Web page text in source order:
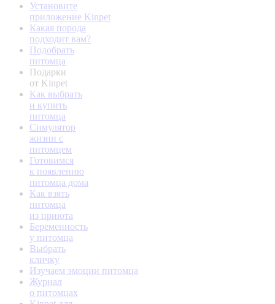
Установите
приложение Kinpet
Какая порода
подходит вам?
Подобрать
питомца
Подарки
от Kinpet
Как выбрать
и купить
питомца
Симулятор
жизни с
питомцем
Готовимся
к появлению
питомца дома
Как взять
питомца
из приюта
Беременность
у питомца
Выбрать
кличку
Изучаем эмоции питомца
Журнал
о питомцах